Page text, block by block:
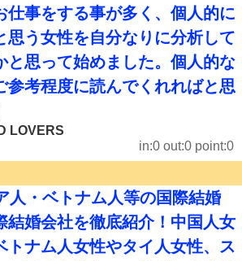
仕事をする事が多く、個人的に
思う女性を自分なりに分析して
と思って始めました。個人的な
参考程度に読んでくれればと思
LOVERS
in:0 out:0 point:0
人・ベトナム人等の国際結婚
結婚会社を徹底紹介！中国人女
トナム人女性やタイ人女性、ス